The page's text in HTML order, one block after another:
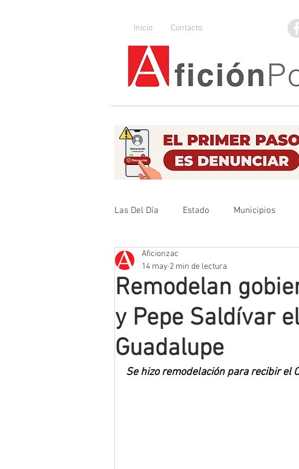
Inicio Contacto
Las Del Día Estado Municipios
Que no se olvide
Mineros LNBP
Remodelan
y Pepe Saldívar
Guadalupe
Aficionzac
14 may 2 min de lectura
Se hizo remodelación para recibir el